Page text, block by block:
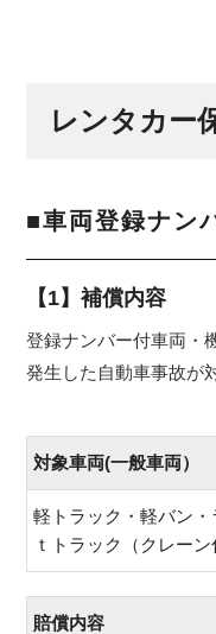
レンタカー
■車両登録ナン
【1】補償内容
登録ナンバー付車両・
発生した自動車事故が
対象車両(一般車両）
軽トラック・軽バン
ｔトラック（クレー
賠償内容